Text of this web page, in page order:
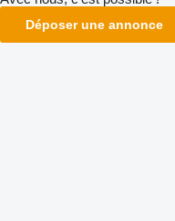
Déposer une annonce